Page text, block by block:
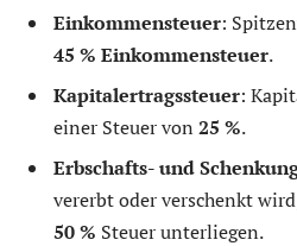
Einkommensteuer:
45 % Einkommensteuer.
Kapitalertragssteuer:
einer Steuer von 25 %.
Erbschafts- und
vererbt oder verschenkt
50 % Steuer unterliegen.